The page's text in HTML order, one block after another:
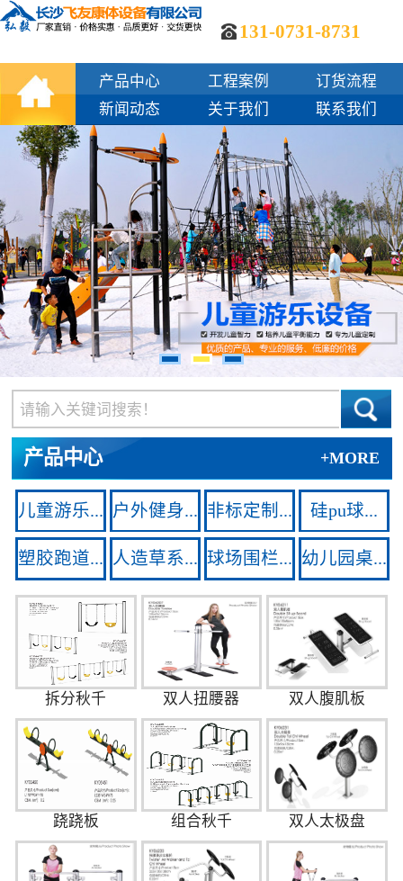
131-0731-8731
产品中心 工程案例
订货流程
新闻动态
关于我们 联系我们
产品中心 +MORE
儿童游乐... 户外健身... 非标定制... 硅pu球...
塑胶跑道... 人造草系... 球场围栏... 幼儿园桌...
拆分秋千 双人扭腰器 双人腹肌板
跷跷板 组合秋千 双人太极盘